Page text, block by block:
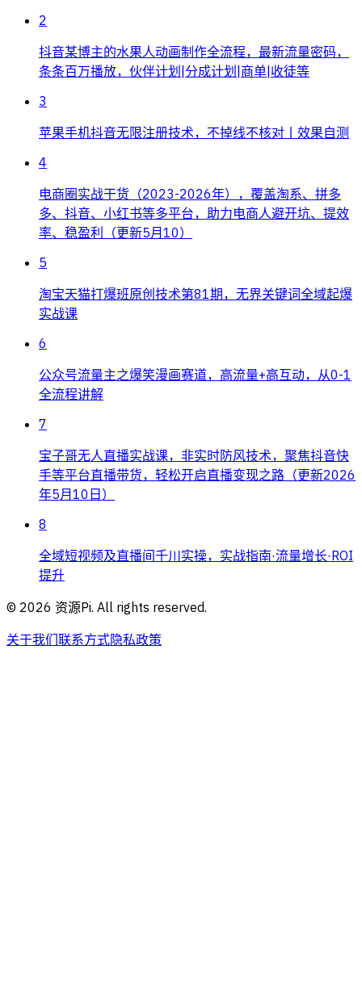
2
抖音某博主的水果人动画制作全流程，最新流量密码，
条条百万播放，伙伴计划|分成计划|商单|收徒等
3
苹果手机抖音无限注册技术，不掉线不核对丨效果自测
4
电商圈实战干货（2023-2026年），覆盖淘系、拼多
多、抖音、小红书等多平台，助力电商人避开坑、提效
率、稳盈利（更新5月10）
5
淘宝天猫打爆班原创技术第81期，无界关键词全域起爆
实战课
6
公众号流量主之爆笑漫画赛道，高流量+高互动，从0-1
全流程讲解
7
宝子哥无人直播实战课，非实时防风技术，聚焦抖音快
手等平台直播带货，轻松开启直播变现之路（更新2026
年5月10日）
8
全域短视频及直播间千川实操，实战指南·流量增长·ROI
提升
© 2026 资源Pi. All rights reserved.
关于我们联系方式隐私政策